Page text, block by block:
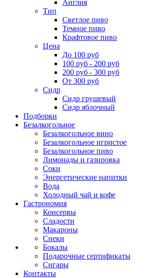
Англия
Тип
Светлое пиво
Темное пиво
Крафтовое пиво
Цена
До 100 руб
100 руб - 200 руб
200 руб - 300 руб
От 300 руб
Сидр
Сидр грушевый
Сидр яблочный
Подборки
Безалкогольное
Безалкогольное вино
Безалкогольное игристое
Безалкогольное пиво
Лимонады и газировка
Соки
Энергетические напитки
Вода
Холодный чай и кофе
Гастрономия
Консервы
Сладости
Макароны
Снеки
Бокалы
Подарочные сертификаты
Сигары
Контакты